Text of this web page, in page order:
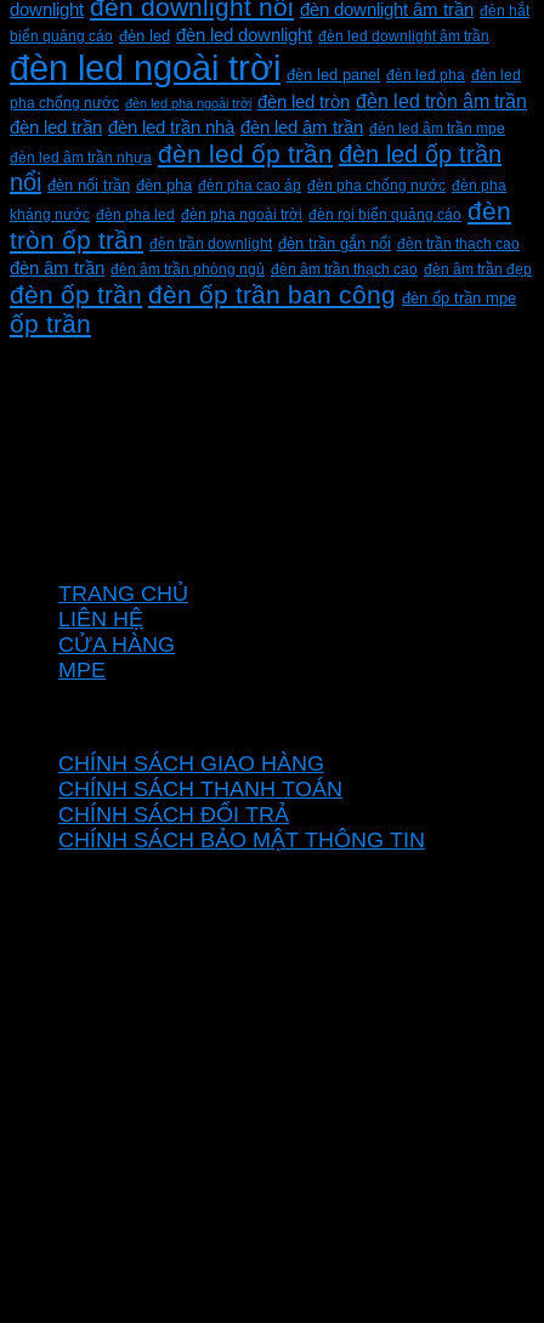
downlight đèn downlight nổi đèn downlight âm trần đèn hắt
biển quảng cáo đèn led đèn led downlight đèn led downlight âm trần
đèn led ngoài trời đèn led panel đèn led pha đèn led
pha chống nước đèn led pha ngoài trời đèn led tròn đèn led tròn âm trần
đèn led trần đèn led trần nhà đèn led âm trần đèn led âm trần mpe
đèn led âm trần nhựa đèn led ốp trần đèn led ốp trần
nổi đèn nổi trần đèn pha đèn pha cao áp đèn pha chống nước đèn pha
kháng nước đèn pha led đèn pha ngoài trời đèn rọi biển quảng cáo đèn
tròn ốp trần đèn trần downlight đèn trần gắn nổi đèn trần thạch cao
đèn âm trần đèn âm trần phòng ngủ đèn âm trần thạch cao đèn âm trần đẹp
đèn ốp trần đèn ốp trần ban công đèn ốp trần mpe
ốp trần
TRANG CHỦ
LIÊN HỆ
CỬA HÀNG
MPE
CHÍNH SÁCH GIAO HÀNG
CHÍNH SÁCH THANH TOÁN
CHÍNH SÁCH ĐỔI TRẢ
CHÍNH SÁCH BẢO MẬT THÔNG TIN